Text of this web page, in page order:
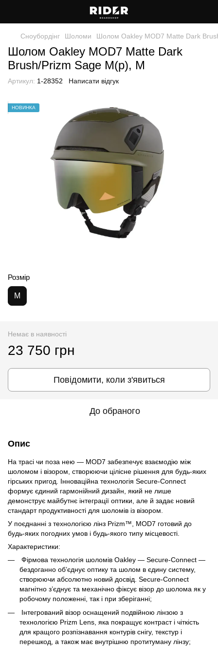
Сноубордiнг Шоломи Шолом Oakley MOD7 Matte Dark
Шолом Oakley MOD7 Matte Dark
Brush/Prizm Sage M(р), M
Артикул: 1-28352 Написати відгук
НОВИНКА
Розмір
M
Немає в наявності
23 750 грн
Повідомити, коли з'явиться
До обраного
Опис
На трасі чи поза нею — MOD7 забезпечує взаємодію між
шоломом і візором, створюючи цілісне рішення для будь-яких
гірських пригод. Інноваційна технологія Secure-Connect
формує єдиний гармонійний дизайн, який не лише
демонструє майбутнє інтеграції оптики, але й задає новий
стандарт продуктивності для шоломів із візором.
У поєднанні з технологією лінз Prizm™, MOD7 готовий до
будь-яких погодних умов і будь-якого типу місцевості.
Характеристики:
Фірмова технологія шоломів Oakley — Secure-Connect —
бездоганно об’єднує оптику та шолом в єдину систему,
створюючи абсолютно новий досвід. Secure-Connect
магнітно з’єднує та механічно фіксує візор до шолома як у
робочому положенні, так і при зберіганні;
Інтегрований візор оснащений подвійною лінзою з
технологією Prizm Lens, яка покращує контраст і чіткість
для кращого розпізнавання контурів снігу, текстур і
перешкод, а також має внутрішню протитуману лінзу;